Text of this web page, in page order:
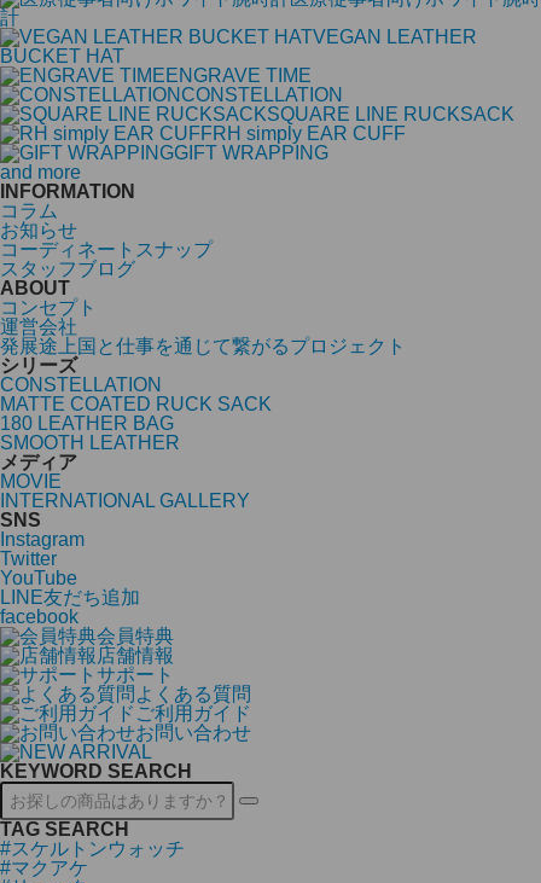
計
VEGAN LEATHER
BUCKET HAT
ENGRAVE TIME
CONSTELLATION
SQUARE LINE RUCKSACK
RH simply EAR CUFF
GIFT WRAPPING
and more
INFORMATION
コラム
お知らせ
コーディネートスナップ
スタッフブログ
ABOUT
コンセプト
運営会社
発展途上国と仕事を通じて繋がるプロジェクト
シリーズ
CONSTELLATION
MATTE COATED RUCK SACK
180 LEATHER BAG
SMOOTH LEATHER
メディア
MOVIE
INTERNATIONAL GALLERY
SNS
Instagram
Twitter
YouTube
LINE友だち追加
facebook
会員特典
店舗情報
サポート
よくある質問
ご利用ガイド
お問い合わせ
KEYWORD SEARCH
TAG SEARCH
#スケルトンウォッチ
#マクアケ